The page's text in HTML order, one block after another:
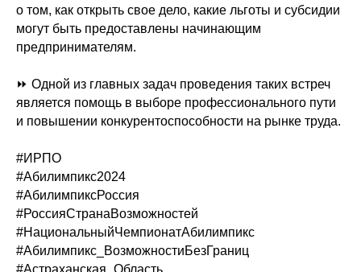
о том, как открыть свое дело, какие льготы и субсидии
могут быть предоставлены начинающим
предпринимателям.
⏩ Одной из главных задач проведения таких встреч
является помощь в выборе профессионального пути
и повышении конкурентоспособности на рынке труда.
#ИРПО
#Абилимпикс2024
#АбилимпиксРоссия
#РоссияСтранаВозможностей
#НациональныйЧемпионатАбилимпикс
#Абилимпикс_ВозможностиБезГраниц
#Астраханская_Область